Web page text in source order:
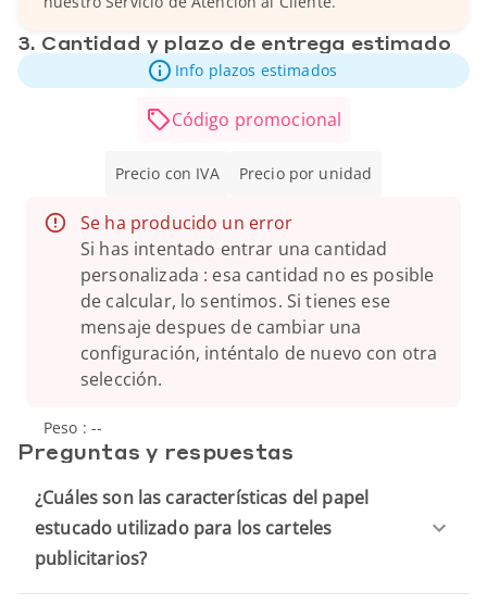
3. Cantidad y plazo de entrega estimado
Info plazos estimados
Código promocional
Precio con IVA Precio por unidad
Se ha producido un error
Si has intentado entrar una cantidad
personalizada : esa cantidad no es posible
de calcular, lo sentimos. Si tienes ese
mensaje despues de cambiar una
configuración, inténtalo de nuevo con otra
selección.
Peso :--
Preguntas y respuestas
¿Cuáles son las características del papel
estucado utilizado para los carteles
publicitarios?